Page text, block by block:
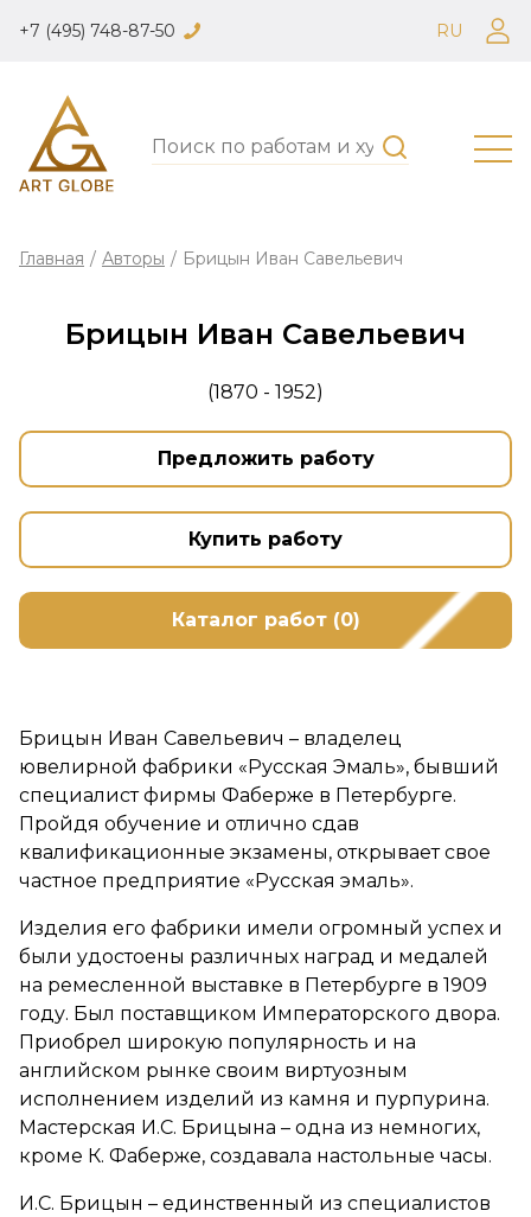
+7 (495) 748-87-50 RU
Главная / Авторы / Брицын Иван Савельевич
Брицын Иван Савельевич
(1870 - 1952)
Предложить работу
Купить работу
Каталог работ (0)
Брицын Иван Савельевич – владелец
ювелирной фабрики «Русская Эмаль», бывший
специалист фирмы Фаберже в Петербурге.
Пройдя обучение и отлично сдав
квалификационные экзамены, открывает свое
частное предприятие «Русская эмаль».
Изделия его фабрики имели огромный успех и
были удостоены различных наград и медалей
на ремесленной выставке в Петербурге в 1909
году. Был поставщиком Императорского двора.
Приобрел широкую популярность и на
английском рынке своим виртуозным
исполнением изделий из камня и пурпурина.
Мастерская И.С. Брицына – одна из немногих,
кроме К. Фаберже, создавала настольные часы.
И.С. Брицын – единственный из специалистов